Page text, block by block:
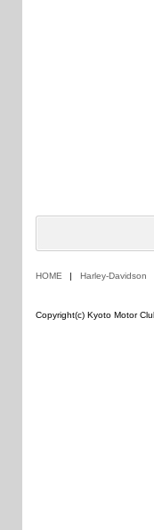
HOME Harley-Davidson
Copyright(c) Kyoto Motor